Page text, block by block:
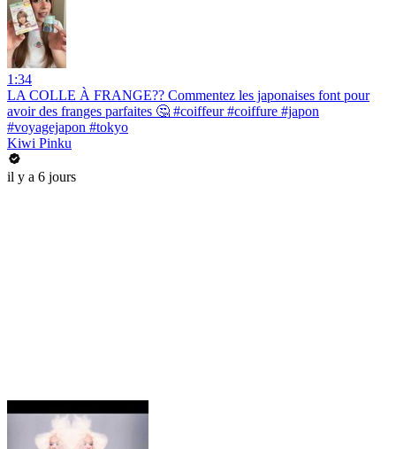
1:34
LA COLLE À FRANGE?? Commentez les japonaises font pour
avoir des franges parfaites 🤔 #coiffeur #coiffure #japon
#voyagejapon #tokyo
Kiwi Pinku
il y a 6 jours